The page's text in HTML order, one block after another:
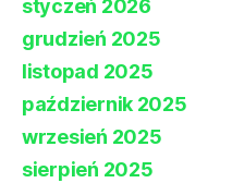
styczeń 2026
grudzień 2025
listopad 2025
październik 2025
wrzesień 2025
sierpień 2025